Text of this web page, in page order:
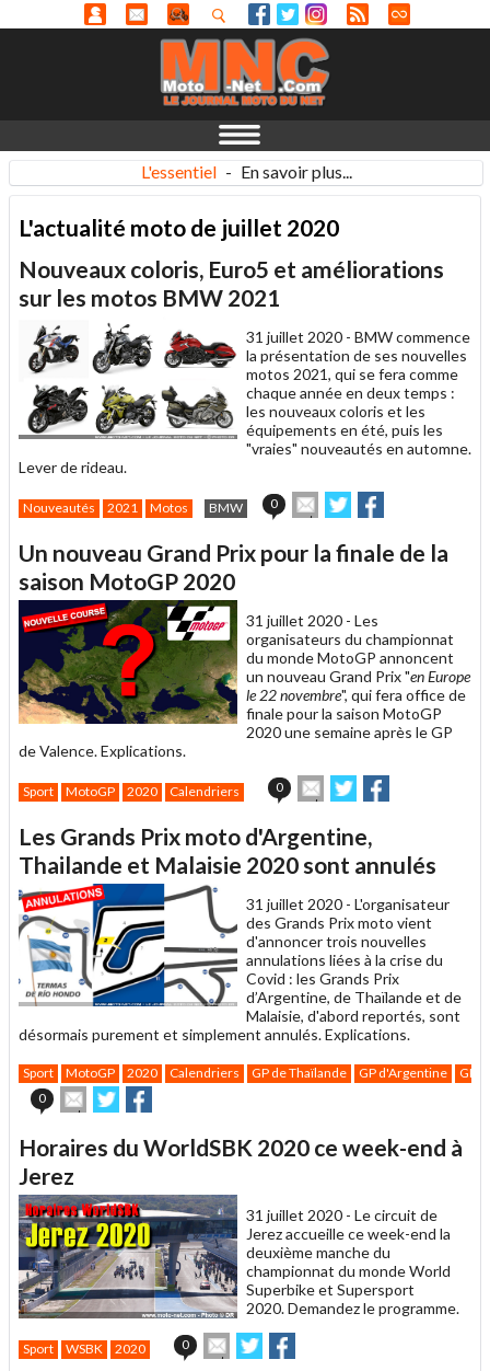
L'essentiel - En savoir plus...
L'actualité moto de juillet 2020
Nouveaux coloris, Euro5 et améliorations
sur les motos BMW 2021
31 juillet 2020 - BMW commence
la présentation de ses nouvelles
motos 2021, qui se fera comme
chaque année en deux temps :
les nouveaux coloris et les
équipements en été, puis les
"vraies" nouveautés en automne.
Lever de rideau.
Nouveautés 2021 Motos BMW 0
Envoyer
cet
à
Partager
sur sur
Un nouveau Grand Prix pour la finale de la
saison MotoGP 2020
31 juillet 2020 - Les
organisateurs du championnat
du monde MotoGP annoncent
un nouveau Grand Prix "en Europe
le 22 novembre", qui fera office de
finale pour la saison MotoGP
2020 une semaine après le GP
de Valence. Explications.
Sport MotoGP 2020 Calendriers 0
Envoyer
cet
à
un
ami
Partager
sur sur
Les Grands Prix moto d'Argentine,
Thailande et Malaisie 2020 sont annulés
31 juillet 2020 - L'organisateur
des Grands Prix moto vient
d'annoncer trois nouvelles
annulations liées à la crise du
Covid : les Grands Prix
d’Argentine, de Thaïlande et de
Malaisie, d'abord reportés, sont
désormais purement et simplement annulés. Explications.
Sport MotoGP 2020 Calendriers GP de Thaïlande GP d'Argentine
GP
0
Envoyer
cet
à
un
ami
Partager
sur sur
Horaires du WorldSBK 2020 ce week-end à
Jerez
31 juillet 2020 - Le circuit de
Jerez accueille ce week-end la
deuxième manche du
championnat du monde World
Superbike et Supersport
2020. Demandez le programme.
Sport WSBK 2020 0
Envoyer
cet
Partager
sur sur